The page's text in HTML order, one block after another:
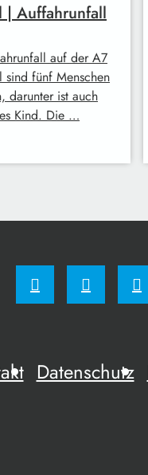
| Auffahrunfall
auf der A7
sind fünf Menschen
darunter ist auch
Kind. Die …
Datenschutz